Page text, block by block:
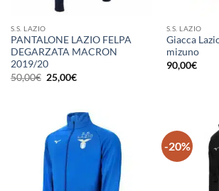
S.S. LAZIO
PANTALONE LAZIO FELPA
DEGARZATA MACRON
2019/20
50,00€ Il
prezzo
50,00€.
25,00€Il
25,00€.
S.S. LAZIO
Giacca
mizuno
90,00€
-20%